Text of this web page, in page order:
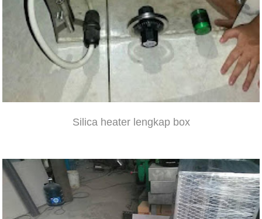
Silica heater lengkap box